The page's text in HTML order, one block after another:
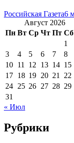
Российская Газета6
Август 2026
Пн Вт Ср Чт Пт Сб
1
3
4 5 6 7 8
10 11 12 13 14 15
17 18 19 20 21 22
24 25 26 27 28 29
31
« Июл
Рубрики